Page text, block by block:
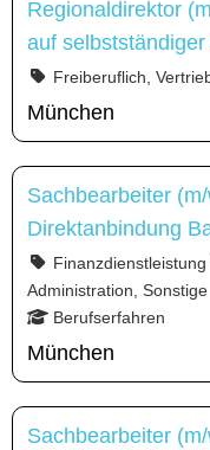
Regionaldirektor
auf
Freiberuflich,
München
Sachbearbeiter
Direktanbindung
Administration, Sonstige
Berufserfahren
München
Sachbearbeiter